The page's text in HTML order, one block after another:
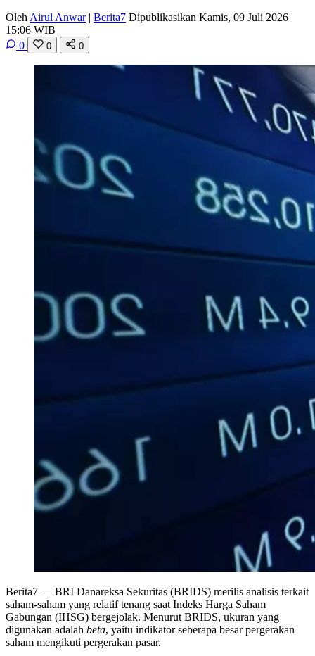
Oleh Airul Anwar | Berita7 Dipublikasikan Kamis, 09 Juli 2026
15:06 WIB
0
0 0
Berita7 — BRI Danareksa Sekuritas (BRIDS) merilis analisis terkait
saham-saham yang relatif tenang saat Indeks Harga Saham
Gabungan (IHSG) bergejolak. Menurut BRIDS, ukuran yang
digunakan adalah beta, yaitu indikator seberapa besar pergerakan
saham mengikuti pergerakan pasar.